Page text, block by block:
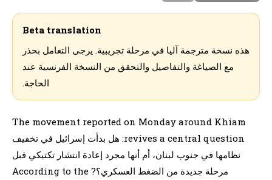
i
Beta translation
هذه نسخة مترجمة آليا في مرحلة تجريبية. يرجى التعامل بحذر
مع الصياغة والتفاصيل والتحقق من النسخة الفرنسية عند
الحاجة.
The movement reported on Monday around Khiam
revives a central question: هل بدأت إسرائيل في تخفيف
نظامها في جنوب لبنان، أم أنها مجرد إعادة انتشار تكتيكي قبل
مرحلة جديدة من الضغط العسكري؟? According to the